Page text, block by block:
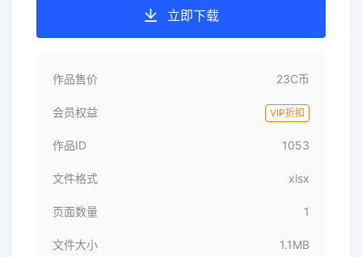
立即下载
作品售价 23C币
会员权益 VIP折扣
作品ID 1053
文件格式 xlsx
页面数量 1
文件大小 1.1MB